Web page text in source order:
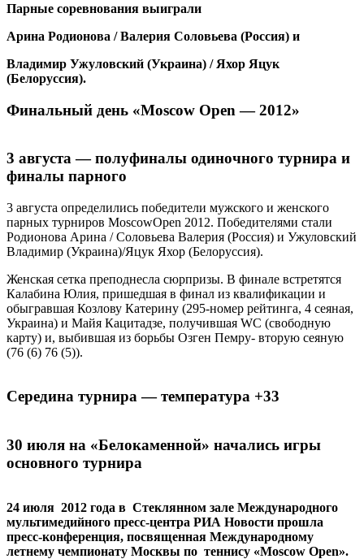
Парные соревнования выиграли
Арина Родионова /Валерия Соловьева (Россия) и
Владимир Ужуловский (Украина) / Яхор Яцук
(Белоруссия).
Финальный день «Moscow Open — 2012»
3 августа — полуфиналы одиночного турнира и
финалы парного
3 августа определились победители мужского и женского
парных турниров MoscowOpen 2012. Победителями стали
Родионова Арина / Соловьева Валерия (Россия) и Ужуловский
Владимир (Украина)/Яцук Яхор (Белоруссия).
Женская сетка преподнесла сюрпризы. В финале встретятся
Калабина Юлия, пришедшая в финал из квалификации и
обыгравшая Козлову Катерину (295-номер рейтинга, 4 сеяная,
Украина) и Майя Кацитадзе, получившая WC (свободную
карту) и, выбившая из борьбы Озген Пемру- вторую сеяную
(76 (6) 76 (5)).
Середина турнира — температура +33
30 июля на «Белокаменной» начались игры
основного турнира
24 июля 2012 года в Стеклянном зале Международного
мультимедийного пресс-центра РИА Новости прошла
пресс-конференция, посвященная Международному
летнему чемпионату Москвы по теннису «Moscow Open».